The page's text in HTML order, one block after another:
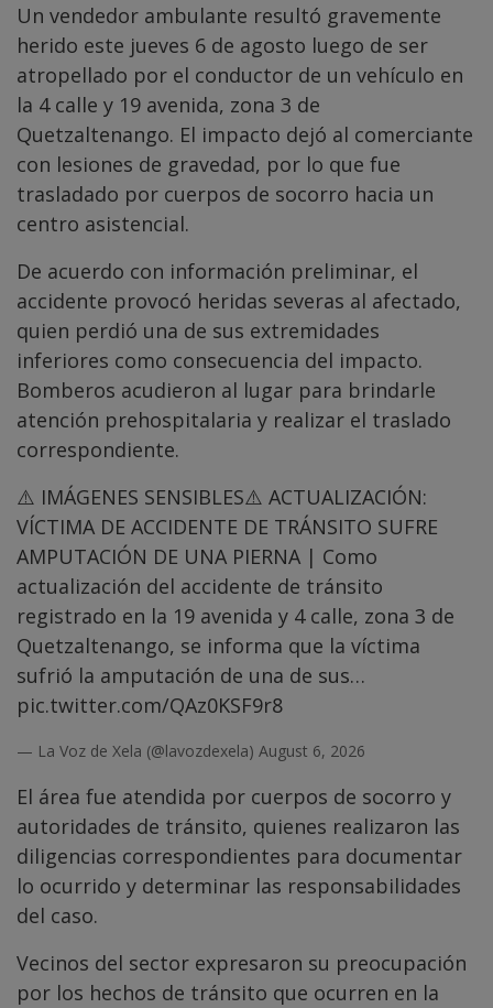
Un vendedor ambulante resultó gravemente
herido este jueves 6 de agosto luego de ser
atropellado por el conductor de un vehículo en
la 4 calle y 19 avenida, zona 3 de
Quetzaltenango. El impacto dejó al comerciante
con lesiones de gravedad, por lo que fue
trasladado por cuerpos de socorro hacia un
centro asistencial.
De acuerdo con información preliminar, el
accidente provocó heridas severas al afectado,
quien perdió una de sus extremidades
inferiores como consecuencia del impacto.
Bomberos acudieron al lugar para brindarle
atención prehospitalaria y realizar el traslado
correspondiente.
⚠️ IMÁGENES SENSIBLES⚠️ ACTUALIZACIÓN:
VÍCTIMA DE ACCIDENTE DE TRÁNSITO SUFRE
AMPUTACIÓN DE UNA PIERNA | Como
actualización del accidente de tránsito
registrado en la 19 avenida y 4 calle, zona 3 de
Quetzaltenango, se informa que la víctima
sufrió la amputación de una de sus…
pic.twitter.com/QAz0KSF9r8
— La Voz de Xela (@lavozdexela) August 6, 2026
El área fue atendida por cuerpos de socorro y
autoridades de tránsito, quienes realizaron las
diligencias correspondientes para documentar
lo ocurrido y determinar las responsabilidades
del caso.
Vecinos del sector expresaron su preocupación
por los hechos de tránsito que ocurren en la